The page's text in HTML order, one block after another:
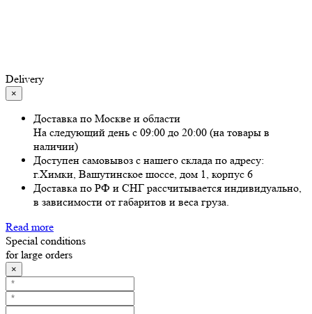
Delivery
×
Доставка по Москве и области
На следующий день с 09:00 до 20:00 (на товары в
наличии)
Доступен самовывоз с нашего склада по адресу:
г.Химки, Вашутинское шоссе, дом 1, корпус 6
Доставка по РФ и СНГ рассчитывается индивидуально,
в зависимости от габаритов и веса груза.
Read more
Special conditions
for large orders
×